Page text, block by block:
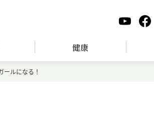
健康
ールになる！